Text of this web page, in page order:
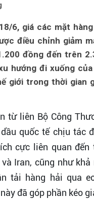
6, giá các mặt
điều chỉnh giảm
đồng đến trên
hướng đi xuống
giới trong thời gian
từ liên Bộ Công
quốc tế chịu tác
cực liên quan đến
Iran, cũng như khả
tải hàng hải qua
đã góp phần kéo